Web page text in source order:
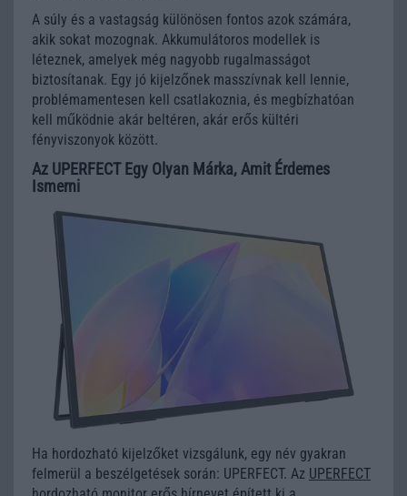
A súly és a vastagság különösen fontos azok számára,
akik sokat mozognak. Akkumulátoros modellek is
léteznek, amelyek még nagyobb rugalmasságot
biztosítanak. Egy jó kijelzőnek masszívnak kell lennie,
problémamentesen kell csatlakoznia, és megbízhatóan
kell működnie akár beltéren, akár erős kültéri
fényviszonyok között.
Az UPERFECT Egy Olyan Márka, Amit Érdemes
Ismerni
Ha hordozható kijelzőket vizsgálunk, egy név gyakran
felmerül a beszélgetések során: UPERFECT. Az UPERFECT